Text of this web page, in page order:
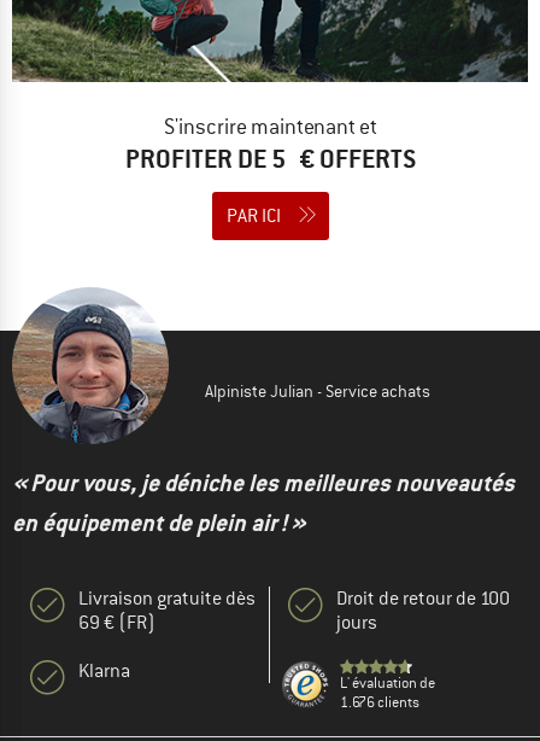
S'inscrire maintenant et
PROFITER DE 5 € OFFERTS
PAR ICI
Alpiniste Julian - Service achats
« Pour vous, je déniche les meilleures nouveautés
en équipement de plein air ! »
Livraison gratuite dès
69 € (FR)
Klarna
Droit de retour de 100
jours
L' évaluation de
1.676 clients